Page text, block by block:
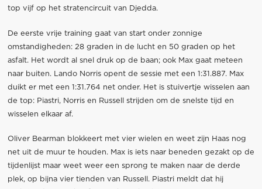
top vijf op het stratencircuit van Djedda.
De eerste vrije training gaat van start onder zonnige
omstandigheden: 28 graden in de lucht en 50 graden op het
asfalt. Het wordt al snel druk op de baan; ook Max gaat meteen
naar buiten. Lando Norris opent de sessie met een 1:31.887. Max
duikt er met een 1:31.764 net onder. Het is stuivertje wisselen aan
de top: Piastri, Norris en Russell strijden om de snelste tijd en
wisselen elkaar af.
Oliver Bearman blokkeert met vier wielen en weet zijn Haas nog
net uit de muur te houden. Max is iets naar beneden gezakt op de
tijdenlijst maar weet weer een sprong te maken naar de derde
plek, op bijna vier tienden van Russell. Piastri meldt dat hij